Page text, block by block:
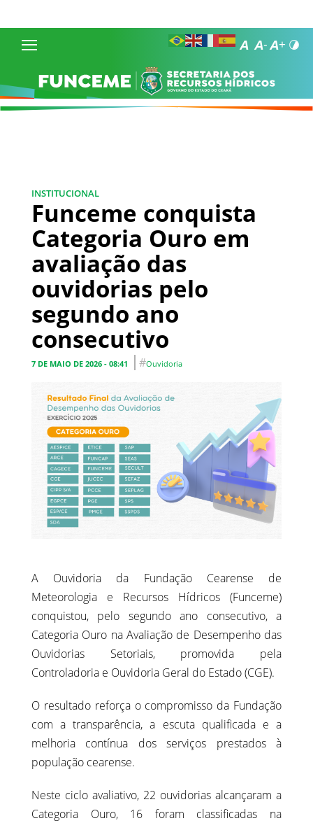
INSTITUCIONAL
Funceme conquista
Categoria Ouro em
avaliação das
ouvidorias pelo
segundo ano
consecutivo
7 DE MAIO DE 2026 - 08:41 #Ouvidoria
A Ouvidoria da Fundação Cearense de
Meteorologia e Recursos Hídricos (Funceme)
conquistou, pelo segundo ano consecutivo, a
Categoria Ouro na Avaliação de Desempenho das
Ouvidorias Setoriais, promovida pela
Controladoria e Ouvidoria Geral do Estado (CGE).
O resultado reforça o compromisso da Fundação
com a transparência, a escuta qualificada e a
melhoria contínua dos serviços prestados à
população cearense.
Neste ciclo avaliativo, 22 ouvidorias alcançaram a
Categoria Ouro, 16 foram classificadas na